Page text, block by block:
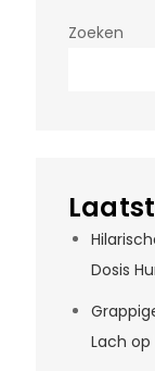
Zoeken
Dosis
Lach